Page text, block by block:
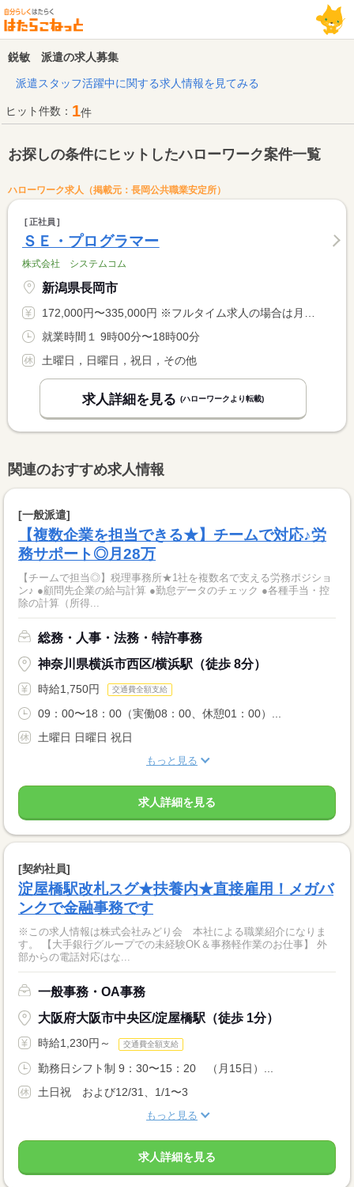
鋭敏 派遣の求人募集
派遣スタッフ活躍中に関する求人情報を見てみる
ヒット件数： 1件
お探しの条件にヒットしたハローワーク案件一覧
ハローワーク求人（掲載元：長岡公共職業安定所）
正社員
ＳＥ・プログラマー
株式会社 システムコム
新潟県長岡市
172,000円〜335,000円 ※フルタイム求人の場合は月額（換算額）、パート求人の場合は時間額を表示しています。
就業時間１ 9時00分〜18時00分
土曜日，日曜日，祝日，その他
求人詳細を見る (ハローワークより転載)
関連のおすすめ求人情報
[一般派遣]
【複数企業を担当できる★】チームで対応♪労
務サポート◎月28万
【チームで担当◎】税理事務所★1社を複数名で支える労務ポジショ
ン♪ ●顧問先企業の給与計算 ●勤怠データのチェック ●各種手当・控
除の計算（所得...
総務・人事・法務・特許事務
神奈川県横浜市西区/横浜駅（徒歩 8分）
時給1,750円 交通費全額支給
09：00〜18：00（実働08：00、休憩01：00）...
土曜日 日曜日 祝日
もっと見る
求人詳細を見る
[契約社員]
淀屋橋駅改札スグ★扶養内★直接雇用！メガバ
ンクで金融事務です
※この求人情報は株式会社みどり会 本社による職業紹介になりま
す。 【大手銀行グループでの未経験OK＆事務軽作業のお仕事】 外
部からの電話対応はな...
一般事務・OA事務
大阪府大阪市中央区/淀屋橋駅（徒歩 1分）
時給1,230円～ 交通費全額支給
勤務日シフト制 9：30〜15：20 （月15日）...
土日祝 および12/31、1/1〜3
もっと見る
求人詳細を見る